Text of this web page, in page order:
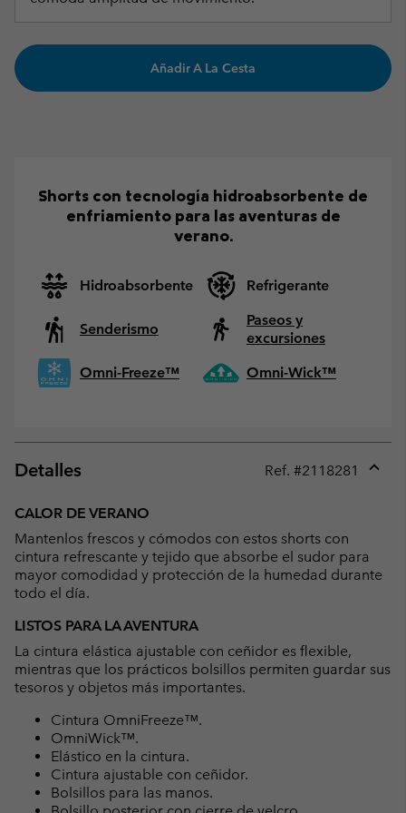
Añadir A La Cesta
Shorts con tecnología hidroabsorbente de
enfriamiento para las aventuras de
verano.
Hidroabsorbente Refrigerante
Senderismo
Paseos y
excursiones
Omni-Freeze™
Omni-Wick™
Detalles Ref. #2118281
CALOR DE VERANO
Mantenlos frescos y cómodos con estos shorts con
cintura refrescante y tejido que absorbe el sudor para
mayor comodidad y protección de la humedad durante
todo el día.
LISTOS PARA LA AVENTURA
La cintura elástica ajustable con ceñidor es flexible,
mientras que los prácticos bolsillos permiten guardar sus
tesoros y objetos más importantes.
Cintura OmniFreeze™.
OmniWick™.
Elástico en la cintura.
Cintura ajustable con ceñidor.
Bolsillos para las manos.